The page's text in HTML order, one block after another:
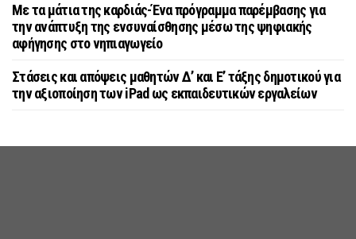
Με τα μάτια της καρδιάς-Ένα πρόγραμμα παρέμβασης για
την ανάπτυξη της ενσυναίσθησης μέσω της ψηφιακής
αφήγησης στο νηπιαγωγείο
Στάσεις και απόψεις μαθητών Δ’ και Ε’ τάξης δημοτικού για
την αξιοποίηση των iPad ως εκπαιδευτικών εργαλείων